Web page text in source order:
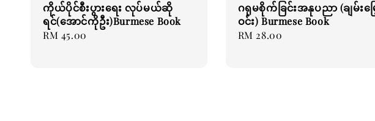
ကိုယ်ပိုင်စီးပွားရေး လုပ်မယ်ဆို
ရင်(အောင်ကိုဦး)Burmese Book
Regular
RM 45.00
ဂရုမစိုက်ခြင်းအနုပညာ (ချမ်းမ
ဝင်း) Burmese Book
Regular
RM 28.00